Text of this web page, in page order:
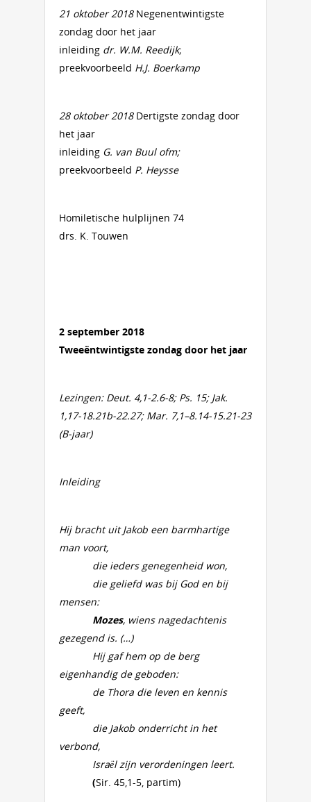
21 oktober 2018Negenentwintigste
zondag door het jaar
inleiding dr. W.M. Reedijk;
preekvoorbeeld H.J. Boerkamp
28 oktober 2018Dertigste zondag door
het jaar
inleiding G. van Buul ofm;
preekvoorbeeld P. Heysse
Homiletische hulplijnen 74
drs. K. Touwen
2 september 2018
Tweeëntwintigste zondag door het jaar
Lezingen: Deut. 4,1-2.6-8; Ps. 15; Jak.
1,17-18.21b-22.27; Mar. 7,1–8.14-15.21-23
(B-jaar)
Inleiding
Hij bracht uit Jakob een barmhartige
man voort,
die ieders genegenheid won,
die geliefd was bij God en bij
mensen:
Mozes, wiens nagedachtenis
gezegend is. (…)
Hij gaf hem op de berg
eigenhandig de geboden:
de Thora die leven en kennis
geeft,
die Jakob onderricht in het
verbond,
Israël zijn verordeningen leert.
(Sir. 45,1-5, partim)